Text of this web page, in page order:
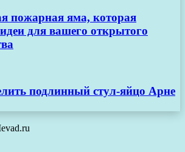
пожарная яма, которая
для вашего открытого
подлинный стул-яйцо Арне